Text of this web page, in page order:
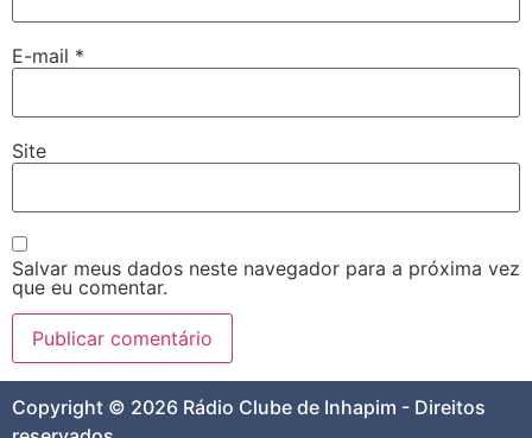
E-mail *
Site
Salvar meus dados neste navegador para a próxima vez
que eu comentar.
Copyright © 2026 Rádio Clube de Inhapim - Direitos